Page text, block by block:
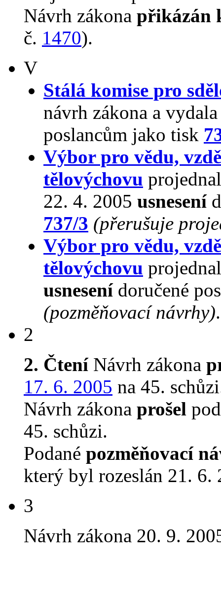
Návrh zákona přikázán
č. 1470).
V
Stálá komise pro
návrh zákona a
poslancům jako tisk
Výbor pro vědu,
tělovýchovu
22. 4. 2005 usnesení
737/3 (přerušuje
Výbor pro vědu,
tělovýchovu
usnesenídoručené
(pozměňovací návrhy).
2
2. ČteníNávrh zákona
17. 6. 2005 na 45.
Návrh zákona prošel
45. schůzi.
Podané pozměňovací
který byl rozeslán 21. 6.
3
Návrh zákona 20. 9.